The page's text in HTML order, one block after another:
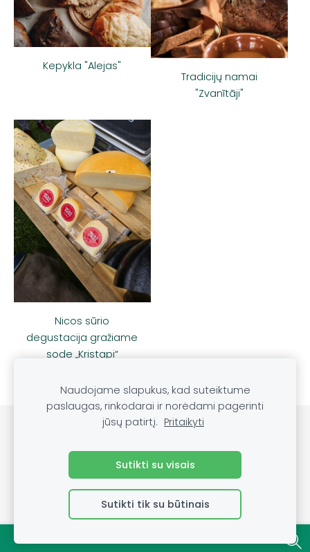
Kepykla "Alejas"
Tradicijų namai
"Zvanītāji"
Nicos sūrio
degustacija gražiame
sode „Kristapi“
Slapukai
Naudojame slapukus, kad suteiktume
paslaugas, rinkodarai ir norėdami pagerinti
jūsų patirtį. Pritaikyti
Sutikti su visais
Sutikti tik su būtinais